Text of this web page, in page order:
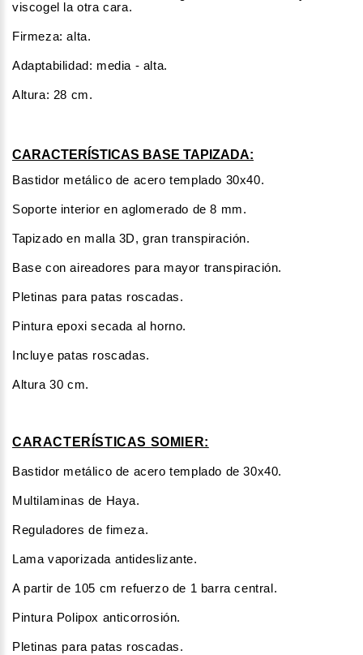
viscogel la otra cara.
Firmeza: alta.
Adaptabilidad: media - alta.
Altura: 28 cm.
CARACTERÍSTICAS BASE TAPIZADA:
Bastidor metálico de acero templado 30x40.
Soporte interior en aglomerado de 8 mm.
Tapizado en malla 3D, gran transpiración.
Base con aireadores para mayor transpiración.
Pletinas para patas roscadas.
Pintura epoxi secada al horno.
Incluye patas roscadas.
Altura 30 cm.
CARACTERÍSTICAS SOMIER:
Bastidor metálico de acero templado de 30x40.
Multilaminas de Haya.
Reguladores de fimeza.
Lama vaporizada antideslizante.
A partir de 105 cm refuerzo de 1 barra central.
Pintura Polipox anticorrosión.
Pletinas para patas roscadas.